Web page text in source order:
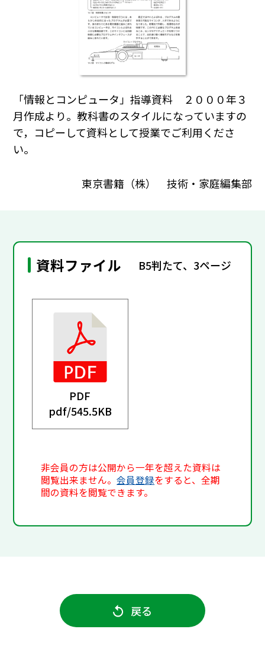
「情報とコンピュータ」指導資料 ２０００年３
月作成より。教科書のスタイルになっていますの
で，コピーして資料として授業でご利用くださ
い。
東京書籍（株） 技術・家庭編集部
資料ファイル B5判たて、3ページ
PDF
pdf/545.5KB
非会員の方は公開から一年を超えた資料は
閲覧出来ません。会員登録をすると、全期
間の資料を閲覧できます。
戻る